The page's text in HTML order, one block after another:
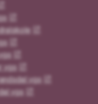
vgs
vgs
vgs